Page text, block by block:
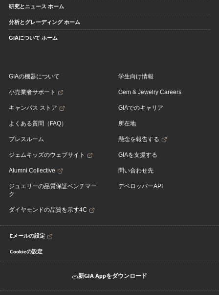
研究とニュース ホーム
分析とグレーディング ホーム
GIAについて ホーム
GIAの機器について
小売業者サポート
キャンパス ストア
よくある質問（FAQ）
プレスルーム
ジェムキッズのウェブサイト
Alumni Collective
ジュエリーの品質保証ベンチマー
ク
ダイヤモンドの品質を示す4C
学生向け情報
Gem & Jewelry Careers
GIAでのキャリア
所在地
懸念を報告する
GIAを支援する
問い合わせ先
デベロッパーAPI
Eメールの設定
Cookieの設定
新GIA Appをダウンロード